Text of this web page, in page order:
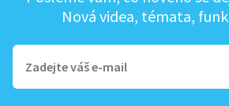
Nová videa, témata,